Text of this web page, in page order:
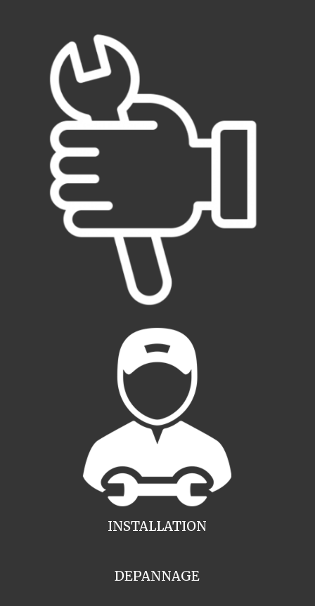
INSTALLATION
DEPANNAGE